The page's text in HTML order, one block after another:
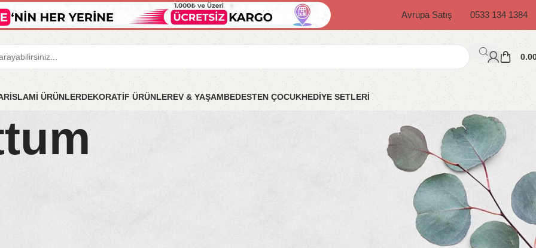
Avrupa Satış 0533 134 1384
İSLAMİ ÜRÜNLERDEKORATİF ÜRÜNLEREV & YAŞAMBEDESTEN ÇOCUKHEDİYE SETLERİ